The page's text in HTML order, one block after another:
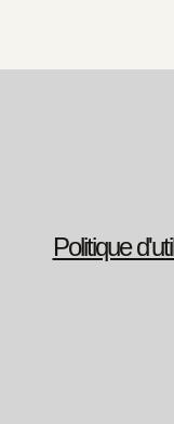
Politique